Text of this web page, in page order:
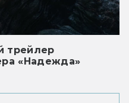
трейлер
«Надежда»